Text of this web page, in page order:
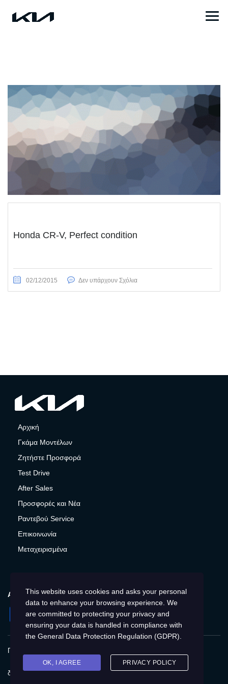
Honda CR-V, Perfect condition
02/12/2015 Δεν υπάρχουν Σχόλια
Αρχική
Γκάμα Μοντέλων
Ζητήστε Προσφορά
Test Drive
After Sales
Προσφορές και Νέα
Ραντεβού Service
Επικοινωνία
Μεταχειρισμένα
ΑΚΟΛΟΥΘΉΣΤΕ ΜΑΣ
Facebook
Instagram
LinkedIn
Twitter
YouTube
Πολιτική Απορρήτου
Cookies
Δικαιώματα του Υποκειμένου των
δεδομένων
Προσβασιμότητα
This website uses cookies and asks your personal
data to enhance your browsing experience. We
are committed to protecting your privacy and
ensuring your data is handled in compliance with
the General Data Protection Regulation (GDPR)
OK, I AGREE PRIVACY POLICY